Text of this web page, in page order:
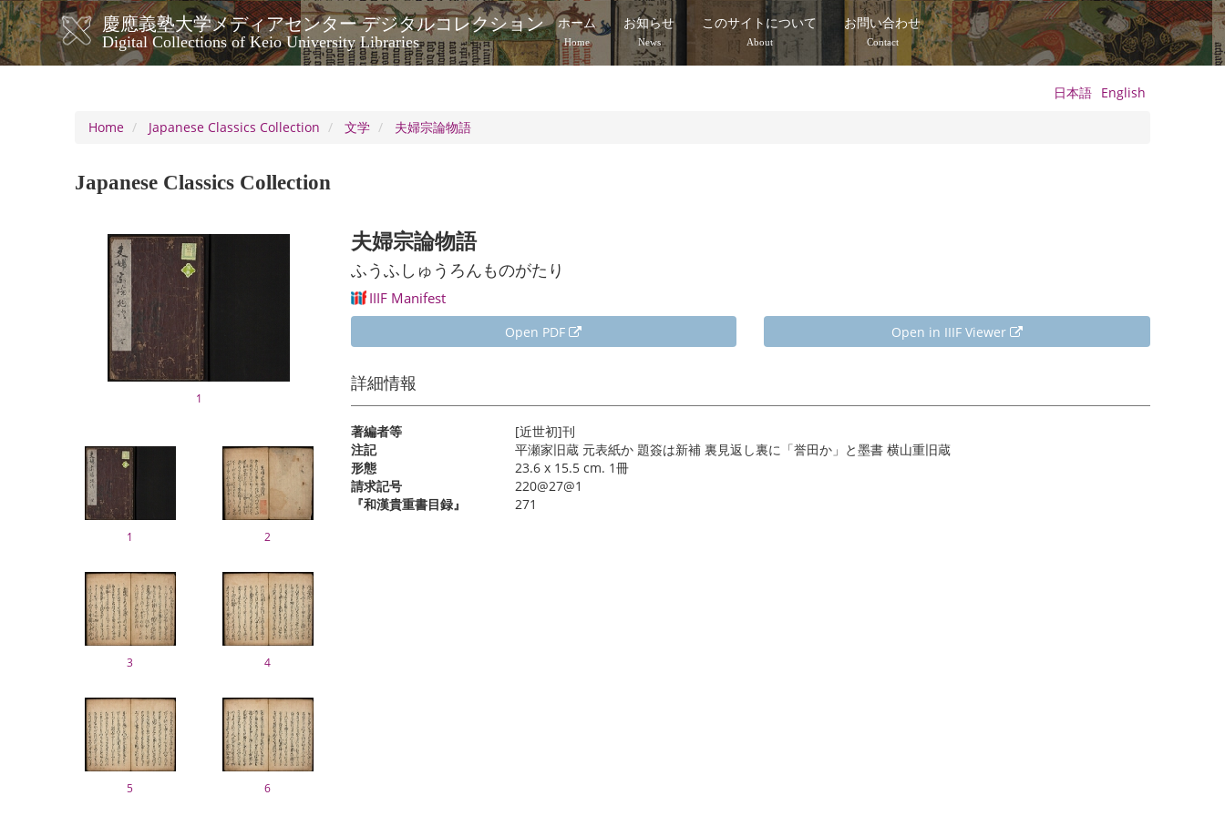
Skip
to
main
content
慶應義塾大学メディアセンター デジタルコレクション
Digital Collections of Keio University Libraries
メ
イ
ビ
シ
ホーム
Home
お知らせ
News
このサイトについて
About
お問い合わせ
Contact
日本語 English
Home
Japanese Classics Collection 文学 夫婦宗論物語
Japanese Classics Collection
1
1 2
3 4
5 6
夫婦宗論物語
ふうふしゅうろんものがたり
IIIF Manifest
Open PDF Open in IIIF Viewer
詳細情報
著編者等
[近世初]刊
注記
平瀬家旧蔵 元表紙か 題簽は新補 裏見返し裏に「誉田か」と墨書 横山重旧蔵
形態
23.6 x 15.5 cm. 1冊
請求記号
220@27@1
『和漢貴重書目録』
271